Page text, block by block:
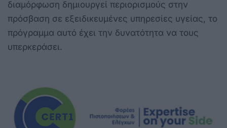
διαμόρφωση δημιουργεί περιορισμούς στην
πρόσβαση σε εξειδικευμένες υπηρεσίες υγείας, το
πρόγραμμα αυτό έχει την δυνατότητα να τους
υπερκεράσει.